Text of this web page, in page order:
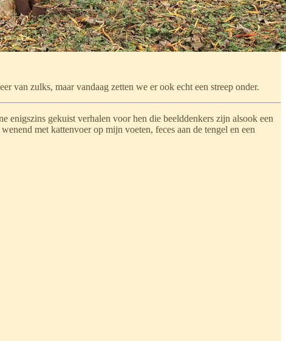
van zulks, maar vandaag zetten we er ook echt een streep onder.
enigszins gekuist verhalen voor hen die beelddenkers zijn alsook een
met kattenvoer op mijn voeten, feces aan de tengel en een